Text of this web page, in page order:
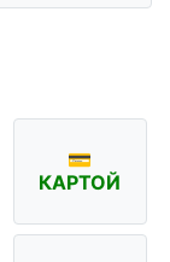
💳
КАРТОЙ